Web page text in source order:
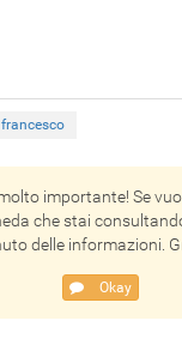
francesco
importante! Se
che stai
delle informazioni.
Okay